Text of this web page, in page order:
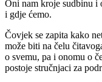
Oni nam kroje sudbinu i
i gdje ćemo.
Čovjek se zapita kako
može biti na čelu
o svemu, pa i onomu o
postoje stručnjaci za